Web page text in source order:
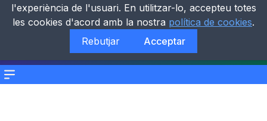
Menu
l'experiència de l'usuari. En utilitzar-lo, accepteu totes
les cookies d'acord amb la nostra política de cookies.
Rebutjar
Acceptar